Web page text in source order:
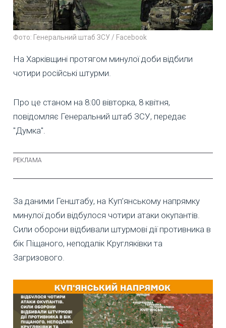
Фото: Генеральний штаб ЗСУ / Facebook
На Харківщині протягом минулої доби відбили
чотири російські штурми.
Про це станом на 8:00 вівторка, 8 квітня,
повідомляє Генеральний штаб ЗСУ, передає
"Думка".
За даними Генштабу, на Куп’янському напрямку
минулої доби відбулося чотири атаки окупантів.
Сили оборони відбивали штурмові дії противника в
бік Піщаного, неподалік Кругляківки та
Загризового.